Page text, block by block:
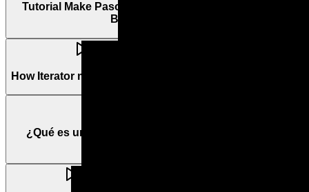
Tutorial Make Paso a paso en español - Conceptos
Básicos de Make
How Iterator modules work
¿Qué es un Trigger en Make y como funcionan? -